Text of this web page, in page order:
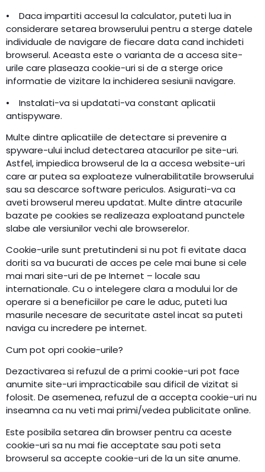
• Daca impartiti accesul la calculator, puteti lua in
considerare setarea browserului pentru a sterge datele
individuale de navigare de fiecare data cand inchideti
browserul. Aceasta este o varianta de a accesa site-
urile care plaseaza cookie-uri si de a sterge orice
informatie de vizitare la inchiderea sesiunii navigare.
• Instalati-va si updatati-va constant aplicatii
antispyware.
Multe dintre aplicatiile de detectare si prevenire a
spyware-ului includ detectarea atacurilor pe site-uri.
Astfel, impiedica browserul de la a accesa website-uri
care ar putea sa exploateze vulnerabilitatile browserului
sau sa descarce software periculos. Asigurati-va ca
aveti browserul mereu updatat. Multe dintre atacurile
bazate pe cookies se realizeaza exploatand punctele
slabe ale versiunilor vechi ale browserelor.
Cookie-urile sunt pretutindeni si nu pot fi evitate daca
doriti sa va bucurati de acces pe cele mai bune si cele
mai mari site-uri de pe Internet – locale sau
internationale. Cu o intelegere clara a modului lor de
operare si a beneficiilor pe care le aduc, puteti lua
masurile necesare de securitate astel incat sa puteti
naviga cu incredere pe internet.
Cum pot opri cookie-urile?
Dezactivarea si refuzul de a primi cookie-uri pot face
anumite site-uri impracticabile sau dificil de vizitat si
folosit. De asemenea, refuzul de a accepta cookie-uri nu
inseamna ca nu veti mai primi/vedea publicitate online.
Este posibila setarea din browser pentru ca aceste
cookie-uri sa nu mai fie acceptate sau poti seta
browserul sa accepte cookie-uri de la un site anume.